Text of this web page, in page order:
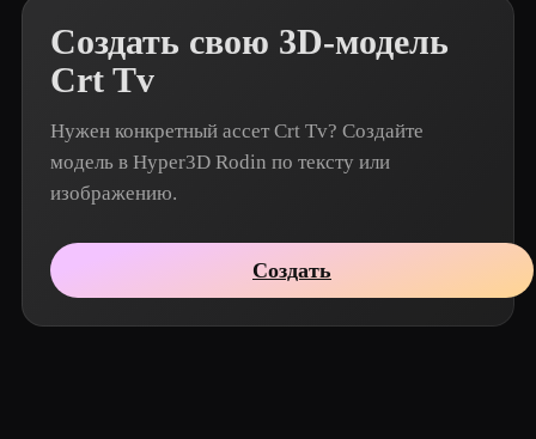
Создать свою 3D-модель
Crt Tv
Нужен конкретный ассет Crt Tv? Создайте
модель в Hyper3D Rodin по тексту или
изображению.
Создать